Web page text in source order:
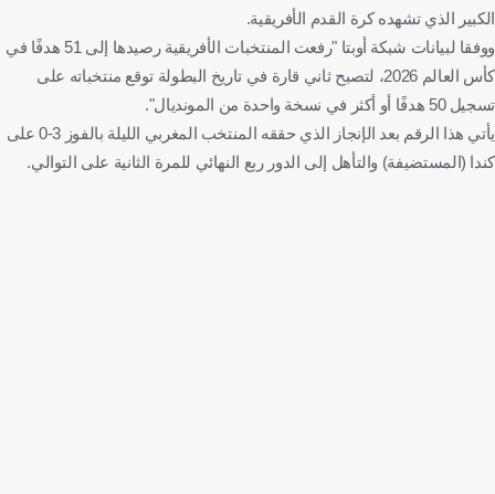
الكبير الذي تشهده كرة القدم الأفريقية.
ووفقا لبيانات شبكة أوبتا "رفعت المنتخبات الأفريقية رصيدها إلى 51 هدفًا في
كأس العالم 2026، لتصبح ثاني قارة في تاريخ البطولة توقع منتخباته على
تسجيل 50 هدفًا أو أكثر في نسخة واحدة من المونديال".
يأتي هذا الرقم بعد الإنجاز الذي حققه المنتخب المغربي الليلة بالفوز 3-0 على
كندا (المستضيفة) والتأهل إلى الدور ربع النهائي للمرة الثانية على التوالي.